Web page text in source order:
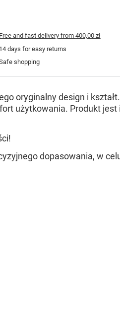
Free and fast deliveryfrom 400,00 zł
14days for easy returns
shopping
oryginalny design i
użytkowania. Produkt jest
dopasowania, w